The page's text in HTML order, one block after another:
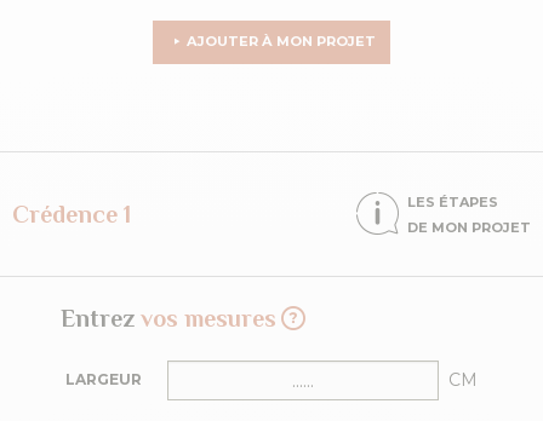
AJOUTER À MON PROJET
Crédence 1
LES ÉTAPES
DE MON PROJET
Entrez vos mesures
LARGEUR CM